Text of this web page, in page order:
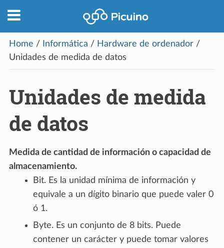
Home / Informática / Hardware de ordenador /
Unidades de medida de datos
Unidades de medida
de datos
Medida de cantidad de información o capacidad de
almacenamiento.
Bit. Es la unidad mínima de información y
equivale a un dígito binario que puede valer 0
ó 1.
Byte. Es un conjunto de 8 bits. Puede
contener un carácter y puede tomar valores